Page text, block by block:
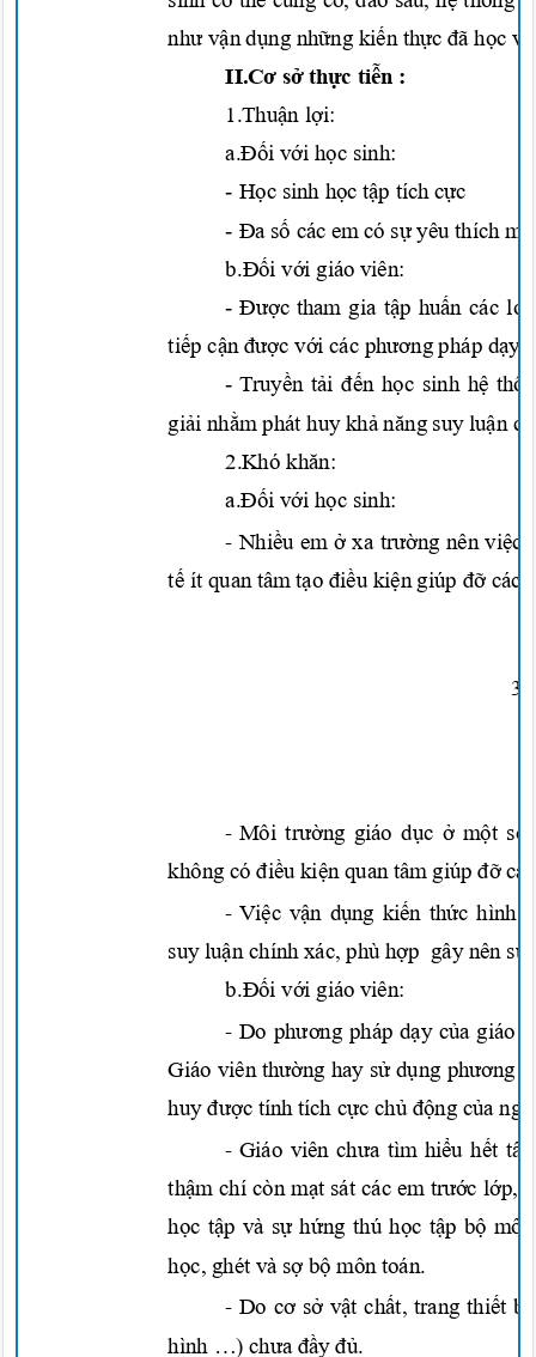
như vận dụng những kiến thực đã học
II.Cơ sở thực tiễn :
1.Thuận lợi:
a.Đối với học sinh:
-Học sinh học tập tíchcực
-Đa số các em có sựyêu thích
b.Đối với giáo viên:
-Đượctham gia tập huấncác
tiếp cận được vớicác phươngpháp dạy
-Truyền tải đến học sinh hệ
giải nhằmphát huy khả năngsuy luận
2.Khókhăn:
a.Đối với học sinh:
-Nhiềuemởxa trườngnênviệc
tế ít quan tâmtạo điều kiện giúp đỡ các
-Môitrường giáodục ở một số
không cóđiều kiệnquan tâm giúpđỡ
-Việc vận dụng kiến thứchình
suyluậnchính xác, phùhợp gây nên sự
b.Đối với giáo viên:
-Do phươngphápdạy của giáo
Giáo viênthườnghay sử dụng phương
huyđược tính tíchcực chủ động của
-Giáo viênchưa tìmhiểu hết
thậmchí cònmạt sát các emtrước lớp,
học tậpvà sự hứngthúhọc tập bộ
học, ghét và sợ bộmôn toán.
-Do cơ sở vật chất,trangthiết
hình …) chưa đầy đủ.